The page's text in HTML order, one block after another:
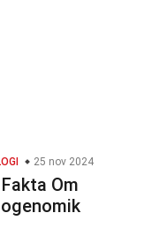
25 nov 2024
Om